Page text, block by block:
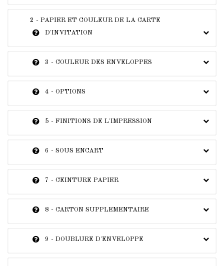
2 - PAPIER ET COULEUR DE LA CARTE
D'INVITATION
3 - COULEUR DES ENVELOPPES
4 - OPTIONS
5 - FINITIONS DE L'IMPRESSION
6 - SOUS ENCART
7 - CEINTURE PAPIER
8 - CARTON SUPPLEMENTAIRE
9 - DOUBLURE D'ENVELOPPE